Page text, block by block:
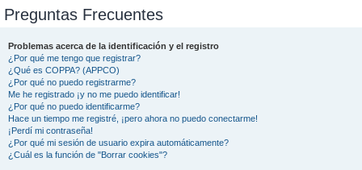
Preguntas Frecuentes
Problemas acerca de la identificación y el registro
¿Por qué me tengo que registrar?
¿Qué es COPPA? (APPCO)
¿Por qué no puedo registrarme?
Me he registrado ¡y no me puedo identificar!
¿Por qué no puedo identificarme?
Hace un tiempo me registré, ¡pero ahora no puedo conectarme!
¡Perdí mi contraseña!
¿Por qué mi sesión de usuario expira automáticamente?
¿Cuál es la función de "Borrar cookies"?